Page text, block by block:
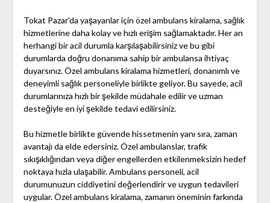
Tokat Pazar'da yaşayanlar için özel ambulans kiralama, sağlık
hizmetlerine daha kolay ve hızlı erişim sağlamaktadır. Her an
herhangi bir acil durumla karşılaşabilirsiniz ve bu gibi
durumlarda doğru donanıma sahip bir ambulansa ihtiyaç
duyarsınız. Özel ambulans kiralama hizmetleri, donanımlı ve
deneyimli sağlık personeliyle birlikte geliyor. Bu sayede, acil
durumlarınıza hızlı bir şekilde müdahale edilir ve uzman
desteğiyle en iyi şekilde tedavi edilirsiniz.
Bu hizmetle birlikte güvende hissetmenin yanı sıra, zaman
avantajı da elde edersiniz. Özel ambulanslar, trafik
sıkışıklığından veya diğer engellerden etkilenmeksizin hedef
noktaya hızla ulaşabilir. Ambulans personeli, acil
durumunuzun ciddiyetini değerlendirir ve uygun tedavileri
uygular. Özel ambulans kiralama, zamanın öneminin farkında